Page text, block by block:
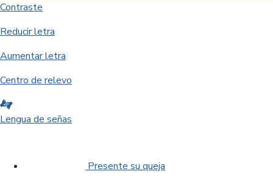
Contraste
Reducir letra
Aumentar letra
Centro de relevo
Lengua de señas
Presente su queja